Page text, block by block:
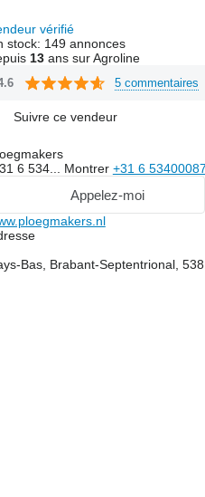
vérifié
stock: 149 annonces
13ans sur Agroline
5 commentaires
Suivre ce vendeur
6 534... Montrer +31 6 53400087
Appelez-moi
Bas, Brabant-Septentrional,